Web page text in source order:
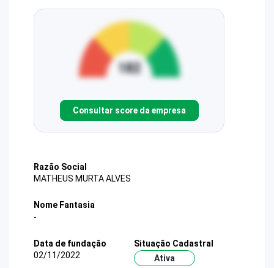
Consultar score da empresa
Razão Social
MATHEUS MURTA ALVES
Nome Fantasia
-
Data de fundação
02/11/2022
Situação Cadastral
Ativa